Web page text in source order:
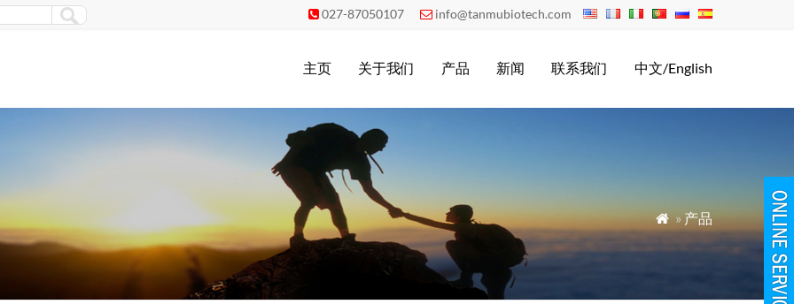
 027-87050107  info@tanmubiotech.com
主页 关于我们 产品 新闻 联系我们 中文/English
 »产品